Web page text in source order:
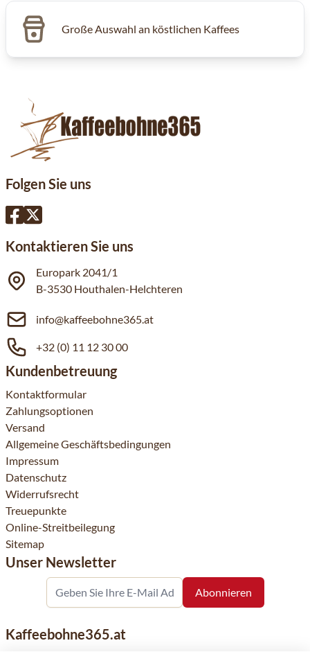
Große Auswahl an köstlichen Kaffees
Folgen Sie uns
Kontaktieren Sie uns
Europark 2041/1
B-3530 Houthalen-Helchteren
info@kaffeebohne365.at
+32 (0) 11 12 30 00
Kundenbetreuung
Kontaktformular
Zahlungsoptionen
Versand
Allgemeine Geschäftsbedingungen
Impressum
Datenschutz
Widerrufsrecht
Treuepunkte
Online-Streitbeilegung
Sitemap
Unser Newsletter
Kaffeebohne365.at